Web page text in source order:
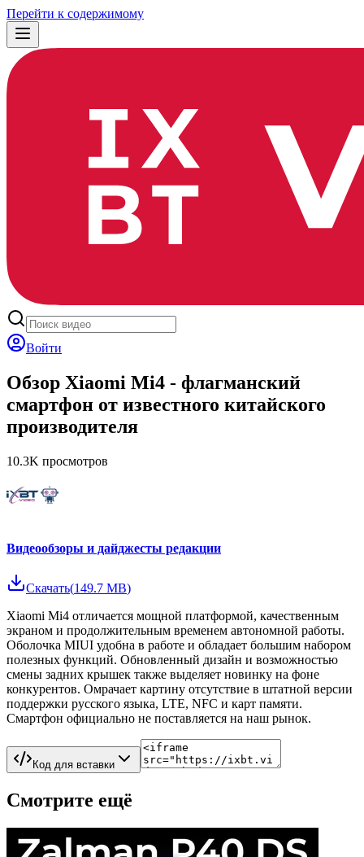
Перейти к содержимому
Войти
Обзор Xiaomi Mi4 - флагманский
смартфон от известного китайского
производителя
10.3K просмотров
Видеообзоры и дайджесты редакции
Скачать(149.7 MB)
Xiaomi Mi4 отличается мощной платформой, качественным
экраном и продолжительным временем автономной работы.
Оболочка MIUI удобна в работе и обладает большим набором
полезных функций. Обновленный дизайн и возможностью
смены задних крышек также выделяет новинку на фоне
конкурентов. Омрачает картину отсутствие в штатной версии
поддержки русского языка, LTE, NFC и карт памяти.
Смартфон официально не поставляется на наш рынок.
Код для вставки
Смотрите ещё